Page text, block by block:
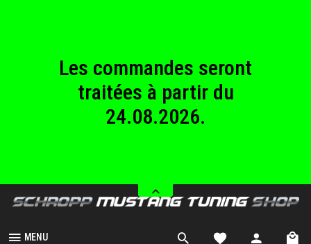
Les commandes seront
traitées à partir du
24.08.2026.
au dimanche
23.08.2026.
MENU